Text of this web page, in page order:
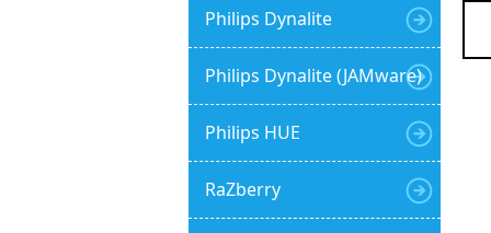
Philips Dynalite
Philips Dynalite (JAMware)
Philips HUE
RaZberry